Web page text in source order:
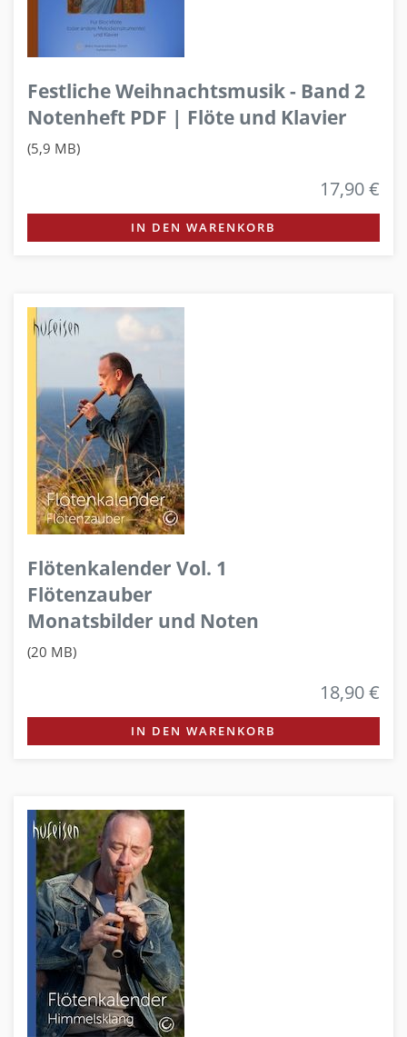
Festliche Weihnachtsmusik - Band 2
Notenheft PDF | Flöte und Klavier
(5,9 MB)
17,90 €
IN DEN WARENKORB
Flötenkalender Vol. 1
Flötenzauber
Monatsbilder und Noten
(20 MB)
18,90 €
IN DEN WARENKORB